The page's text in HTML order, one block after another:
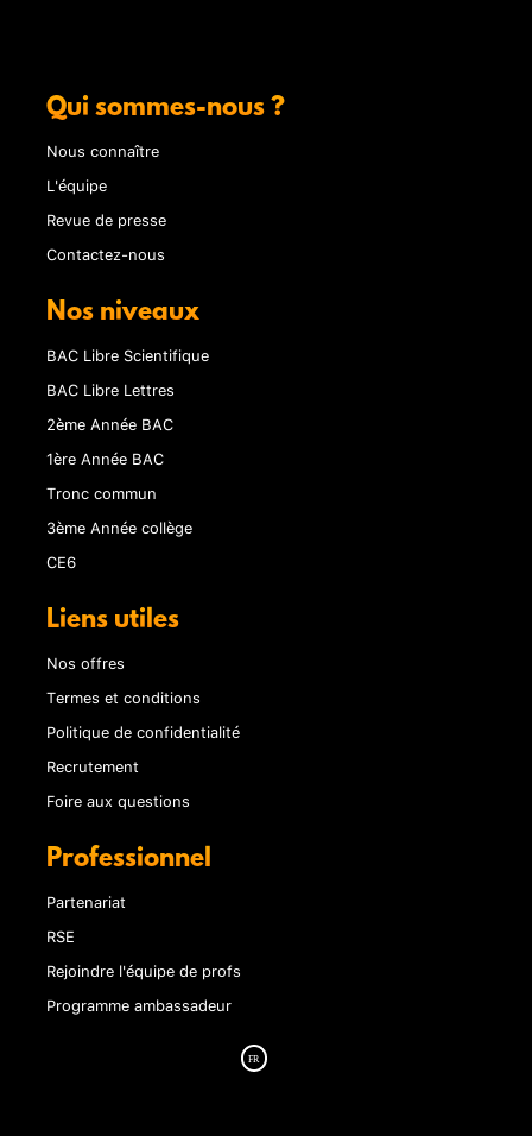
Qui sommes-nous ?
Nous connaître
L'équipe
Revue de presse
Contactez-nous
Nos niveaux
BAC Libre Scientifique
BAC Libre Lettres
2ème Année BAC
1ère Année BAC
Tronc commun
3ème Année collège
CE6
Liens utiles
Nos offres
Termes et conditions
Politique de confidentialité
Recrutement
Foire aux questions
Professionnel
Partenariat
RSE
Rejoindre l'équipe de profs
Programme ambassadeur